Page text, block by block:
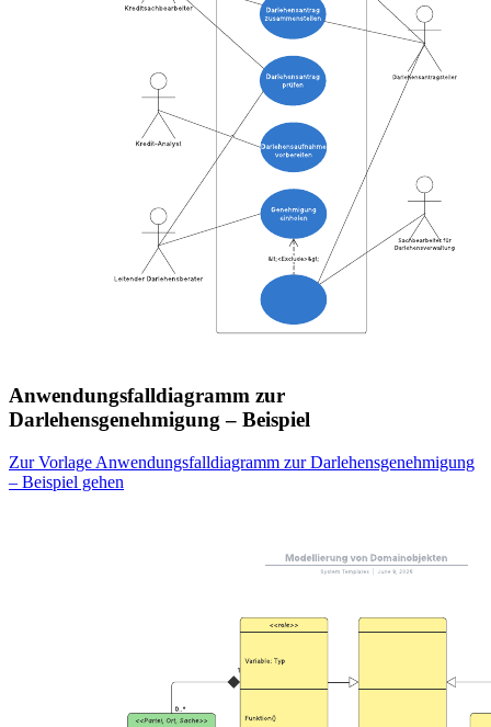
Anwendungsfalldiagramm zur
Darlehensgenehmigung – Beispiel
Zur Vorlage Anwendungsfalldiagramm zur Darlehensgenehmigung
– Beispiel gehen